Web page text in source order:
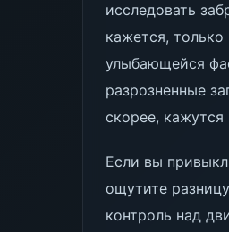
исследовать
кажется, только
улыбающейся
разрозненные
скорее,
Если вы
ощутите
контроль над